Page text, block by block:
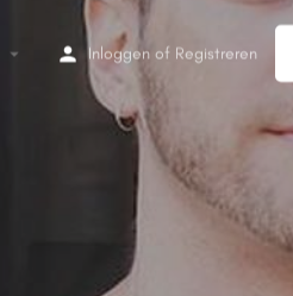
Inloggen of Registreren